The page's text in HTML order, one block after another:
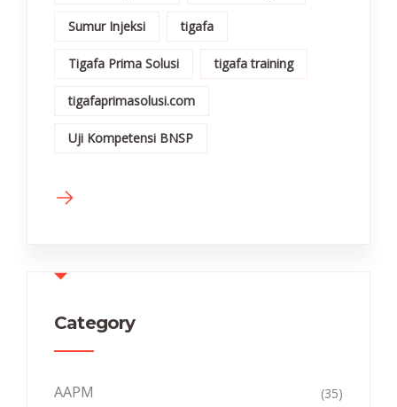
Sumur Injeksi tigafa
Tigafa Prima Solusi tigafa training
tigafaprimasolusi.com
Uji Kompetensi BNSP
Category
AAPM (35)